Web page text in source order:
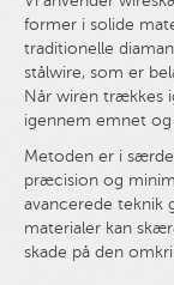
former i solide
traditionelle
stålwire, som er
Når wiren trækkes
igennem emnet og
Metoden er i
præcision og
avancerede teknik
materialer kan
skade på den